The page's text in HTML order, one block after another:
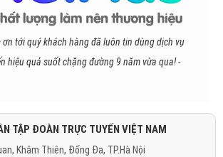
ơn tới quý khách hàng đã luôn tin dùng dịch vụ
hiệu quả suốt chặng đường 9 năm vừa qua! -
TẬP ĐOÀN TRỰC TUYẾN VIỆT NAM
Khâm Thiên, Đống Đa, TP.Hà Nội